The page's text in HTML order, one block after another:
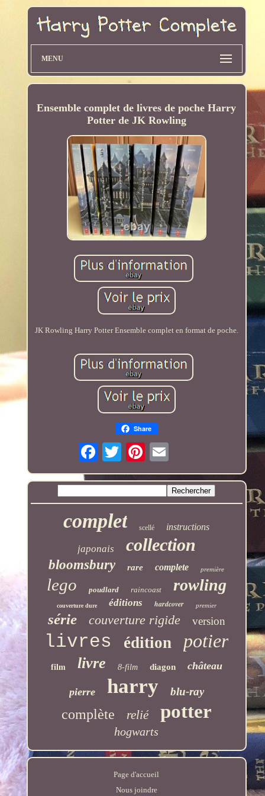
MENU
Ensemble complet de livres de poche Harry
Potter de JK Rowling
JK Rowling Harry Potter Ensemble complet en format de poche.
Share
complet scellé instructions
japonais collection
bloomsbury rare complete première
lego poudlard raincoast rowling
couverture dure éditions hardcover premier
série couverture rigide version
livres édition potier
film livre 8-film diagon château
pierre harry blu-ray
complète relié potter
hogwarts
Page d'accueil
Nous joindre